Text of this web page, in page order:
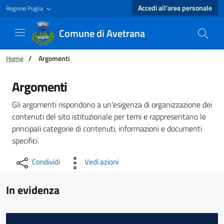
Regione Puglia Accedi all'area personale
Comune di Avetrana
Ti trovi in:
Home / Argomenti
Argomenti - Comune di Avetrana
Argomenti
Gli argomenti rispondono a un'esigenza di organizzazione dei
contenuti del sito istituzionale per temi e rappresentano le
principali categorie di contenuti, informazioni e documenti
specifici.
Condividi Vedi azioni
In evidenza